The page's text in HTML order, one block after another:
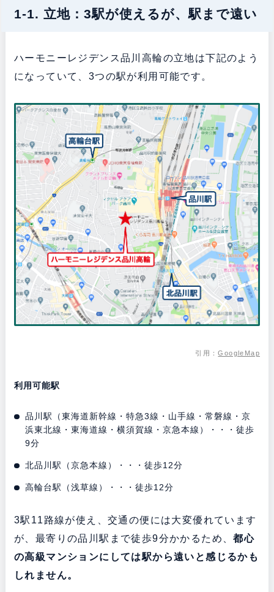
1-1. 立地：3駅が使えるが、駅まで遠い
ハーモニーレジデンス品川高輪の立地は下記のよう
になっていて、3つの駅が利用可能です。
引用：GoogleMap
利用可能駅
品川駅（東海道新幹線・特急3線・山手線・常磐線・京
浜東北線・東海道線・横須賀線・京急本線）・・・徒歩
9分
北品川駅（京急本線）・・・徒歩12分
高輪台駅（浅草線）・・・徒歩12分
3駅11路線が使え、交通の便には大変優れています
が、最寄りの品川駅まで徒歩9分かかるため、都心
の高級マンションにしては駅から遠いと感じるかも
しれません。